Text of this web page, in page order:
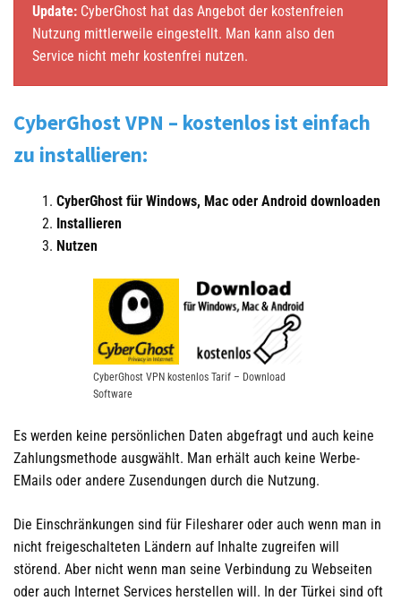
Update: CyberGhost hat das Angebot der kostenfreien
Nutzung mittlerweile eingestellt. Man kann also den
Service nicht mehr kostenfrei nutzen.
CyberGhost VPN – kostenlos ist einfach
zu installieren:
CyberGhost für Windows, Mac oder Android downloaden
Installieren
Nutzen
CyberGhost VPN kostenlos Tarif – Download
Software
Es werden keine persönlichen Daten abgefragt und auch keine
Zahlungsmethode ausgwählt. Man erhält auch keine Werbe-
EMails oder andere Zusendungen durch die Nutzung.
Die Einschränkungen sind für Filesharer oder auch wenn man in
nicht freigeschalteten Ländern auf Inhalte zugreifen will
störend. Aber nicht wenn man seine Verbindung zu Webseiten
oder auch Internet Services herstellen will. In der Türkei sind oft